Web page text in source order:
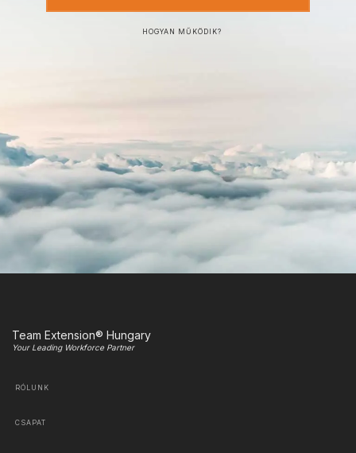
HOGYAN MŰKÖDIK?
Team Extension® Hungary
Your Leading Workforce Partner
RÓLUNK
CSAPAT